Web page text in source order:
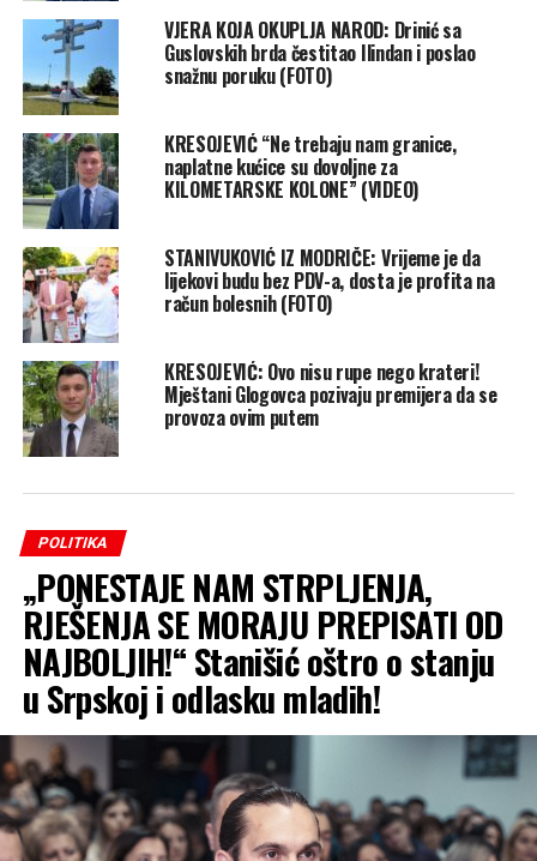
VJERA KOJA OKUPLJA NAROD: Drinić sa
Guslovskih brda čestitao Ilindan i poslao
snažnu poruku (FOTO)
KRESOJEVIĆ “Ne trebaju nam granice,
naplatne kućice su dovoljne za
KILOMETARSKE KOLONE” (VIDEO)
STANIVUKOVIĆ IZ MODRIČE: Vrijeme je da
lijekovi budu bez PDV-a, dosta je profita na
račun bolesnih (FOTO)
KRESOJEVIĆ: Ovo nisu rupe nego krateri!
Mještani Glogovca pozivaju premijera da se
provoza ovim putem
POLITIKA
„PONESTAJE NAM STRPLJENJA,
RJEŠENJA SE MORAJU PREPISATI OD
NAJBOLJIH!“ Stanišić oštro o stanju
u Srpskoj i odlasku mladih!